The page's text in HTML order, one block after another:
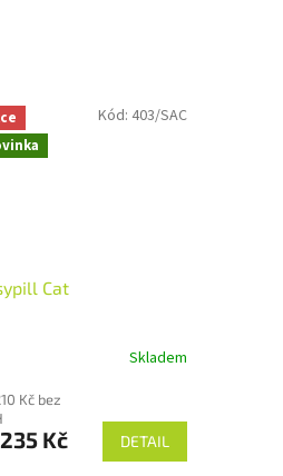
Cat
Skladem
Kč bez
235 Kč DETAIL
Kód: 403/SAC